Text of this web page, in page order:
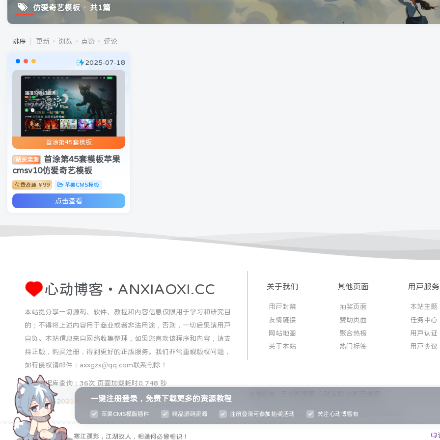
仿爱奇艺模板 共1篇
排序 更新 浏览 点赞 评论
2025-07-18
首涂第45套模板
站长亲测
首涂第45套模板苹果
cmsv10仿爱奇艺模板
付费资源 ￥ 99 苹果CMS模板
点击查看
寒江孤影，江湖故人，相逢何必曾相识！
心动博客・ANXIAOXI.CC
本站提分享一切源码、软件、教程和内容信息仅限用于学习和研究目
的；不得将上述内容用于商业或者非法用途，否则，一切后果请用户
自负。本站信息来自网络收集整理，如果您喜欢该程序和内容，请支
持正版，购买注册，得到更好的正版服务。我们非常重视版权问题，
如有侵权请邮件：axxgzs@qq.com联系删除！
本次数据库查询：36次 页面加载耗时0.748 秒
ICP备202146572号
关于我们
用户封禁
友情链接
网站地图
关于本站
其他页面
抽奖页面
赞助页面
聚合热榜
热门标签
用户服务
本站主题
任务中心
用户认证
用户协议
Copyright © 2024 - 2025心动博客All Rights Reserved.
一键注册登录，免费下载更多的资源教程
苹果CMS模版插件 精品源码资源 注册登录可参加抽奖活动 关注心动博客有